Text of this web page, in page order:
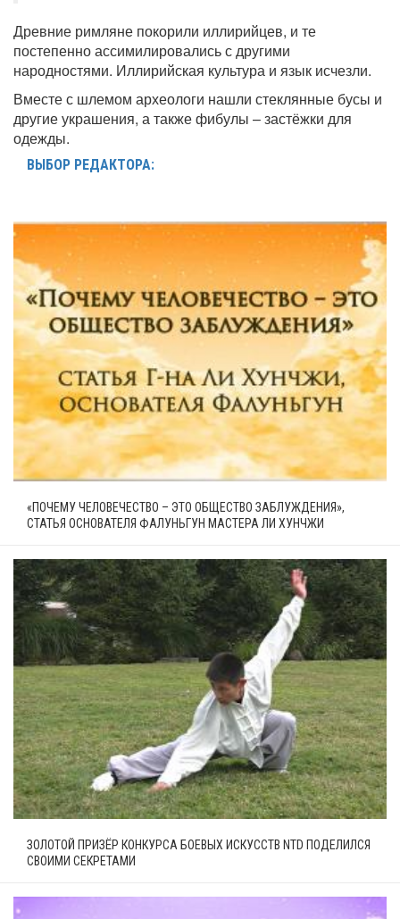
Древние римляне покорили иллирийцев, и те
постепенно ассимилировались с другими
народностями. Иллирийская культура и язык исчезли.
Вместе с шлемом археологи нашли стеклянные бусы и
другие украшения, а также фибулы – застёжки для
одежды.
ВЫБОР РЕДАКТОРА:
«ПОЧЕМУ ЧЕЛОВЕЧЕСТВО – ЭТО ОБЩЕСТВО ЗАБЛУЖДЕНИЯ»,
СТАТЬЯ ОСНОВАТЕЛЯ ФАЛУНЬГУН МАСТЕРА ЛИ ХУНЧЖИ
ЗОЛОТОЙ ПРИЗЁР КОНКУРСА БОЕВЫХ ИСКУССТВ NTD ПОДЕЛИЛСЯ
СВОИМИ СЕКРЕТАМИ